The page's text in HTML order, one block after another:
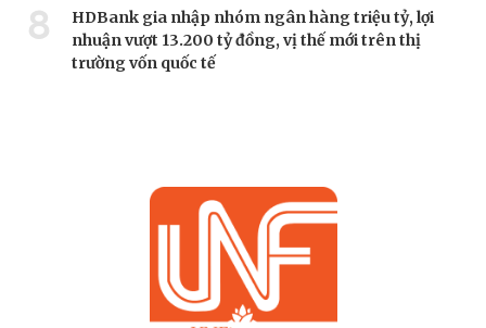
8
HDBank gia nhập nhóm ngân hàng triệu tỷ, lợi
nhuận vượt 13.200 tỷ đồng, vị thế mới trên thị
trường vốn quốc tế